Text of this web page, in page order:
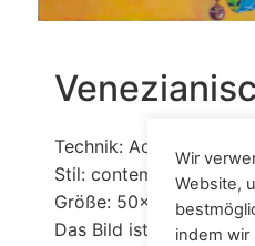
Technik: Acryl auf
Stil: contemporary
Größe: 50x70 cm
Das Bild ist bereits
Wir
Website,
indem wir